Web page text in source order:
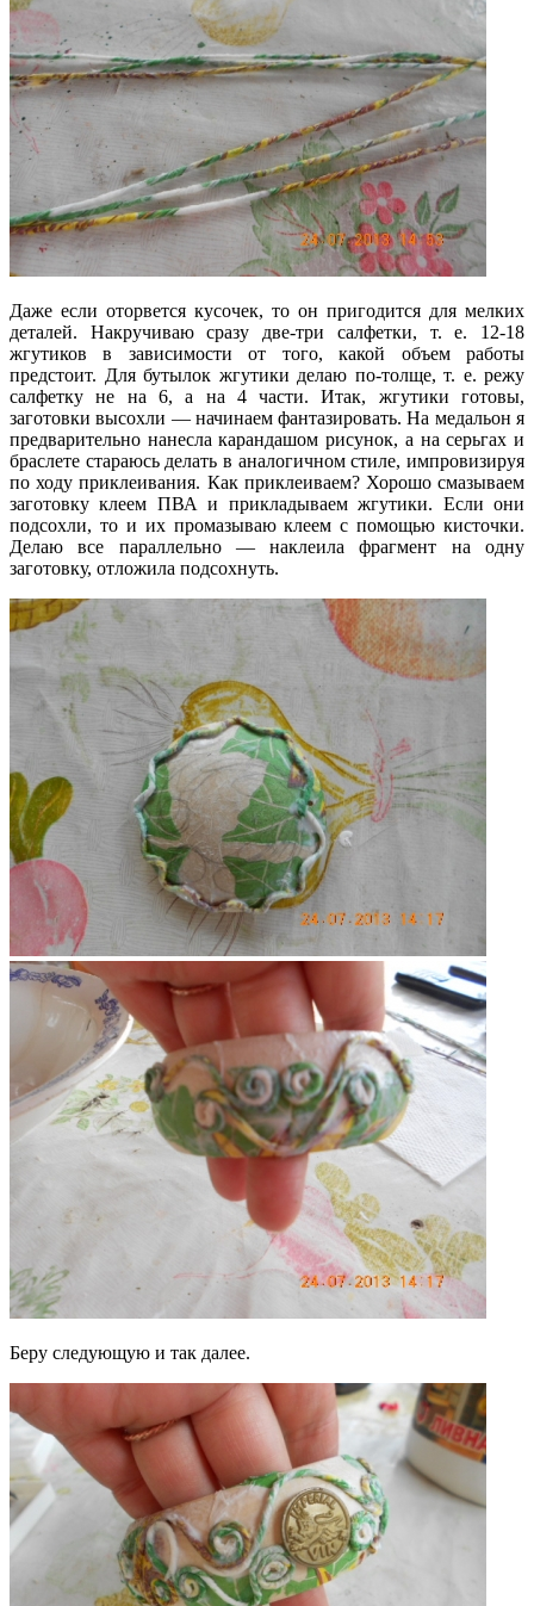
Даже если оторвется кусочек, то он пригодится для мелких
деталей. Накручиваю сразу две-три салфетки, т. е. 12-18
жгутиков в зависимости от того, какой объем работы
предстоит. Для бутылок жгутики делаю по-толще, т. е. режу
салфетку не на 6, а на 4 части. Итак, жгутики готовы,
заготовки высохли — начинаем фантазировать. На медальон я
предварительно нанесла карандашом рисунок, а на серьгах и
браслете стараюсь делать в аналогичном стиле, импровизируя
по ходу приклеивания. Как приклеиваем? Хорошо смазываем
заготовку клеем ПВА и прикладываем жгутики. Если они
подсохли, то и их промазываю клеем с помощью кисточки.
Делаю все параллельно — наклеила фрагмент на одну
заготовку, отложила подсохнуть.
Беру следующую и так далее.